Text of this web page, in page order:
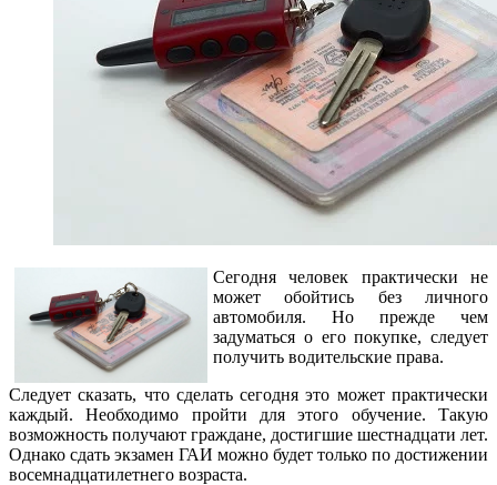
Сегодня человек практически не
может обойтись без личного
автомобиля. Но прежде чем
задуматься о его покупке, следует
получить водительские права.
Следует сказать, что сделать сегодня это может практически
каждый. Необходимо пройти для этого обучение. Такую
возможность получают граждане, достигшие шестнадцати лет.
Однако сдать экзамен ГАИ можно будет только по достижении
восемнадцатилетнего возраста.